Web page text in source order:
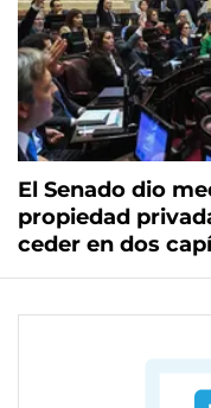
El Senado dio
propiedad
ceder en dos